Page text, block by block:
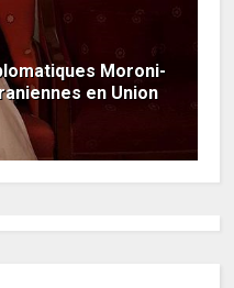
Moroni-
en Union